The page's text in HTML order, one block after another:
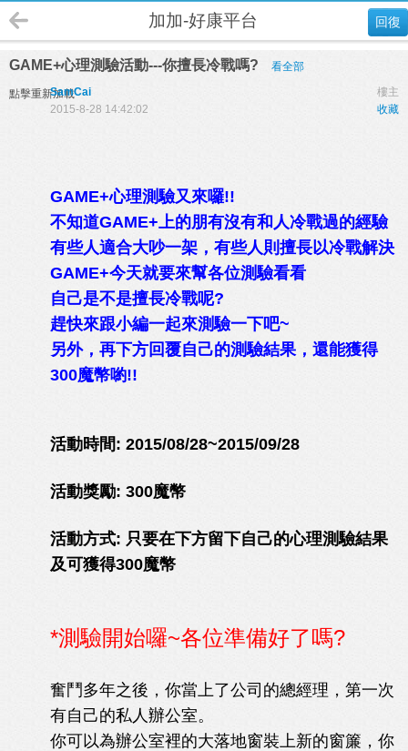
回復
加加-好康平台
GAME+心理測驗活動---你擅長冷戰嗎? 看全部
點擊重新加載 樓主
SamCai
收藏
2015-8-28 14:42:02
GAME+心理測驗又來囉!!
不知道GAME+上的朋有沒有和人冷戰過的經驗
有些人適合大吵一架，有些人則擅長以冷戰解決
GAME+今天就要來幫各位測驗看看
自己是不是擅長冷戰呢?
趕快來跟小編一起來測驗一下吧~
另外，再下方回覆自己的測驗結果，還能獲得
300魔幣喲!!
活動時間: 2015/08/28~2015/09/28
活動獎勵: 300魔幣
活動方式: 只要在下方留下自己的心理測驗結果
及可獲得300魔幣
*測驗開始囉~各位準備好了嗎?
奮鬥多年之後，你當上了公司的總經理，第一次
有自己的私人辦公室。
你可以為辦公室裡的大落地窗裝上新的窗簾，你